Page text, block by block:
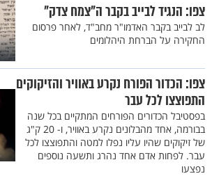
צפו: הנגיד לבייב בקבר ה"צמח צדק"
לב לבייב בקבר האדמו"ר מחב"ד, לאחר פרסום
החקירה על הברחת היהלומים
צפו: הכדור הפורח נקרע באוויר והזיקוקים
התפוצצו לכל עבר
בפסטיבל הכדורים הפורחים המתקיים בכל שנה
בבורמה, אחד מהבלונים נקרע באוויר, ו- 20 ק"ג
של זיקוקים שהיו עליו נפלו למטה והתפוצצו לכל
עבר. לפחות אדם אחד נהרג ותשעה נוספים
נפצעו